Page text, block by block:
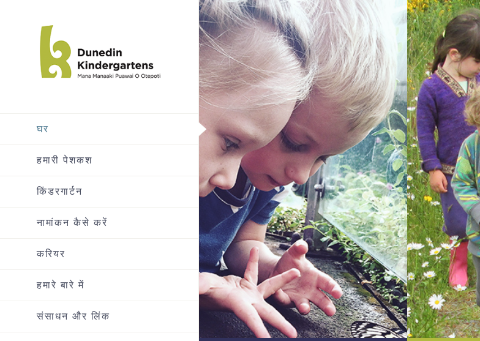
घर
हमारी पेशकश
किंडरगार्टन
नामांकन कैसे करें
करियर
हमारे बारे में
संसाधन और लिंक